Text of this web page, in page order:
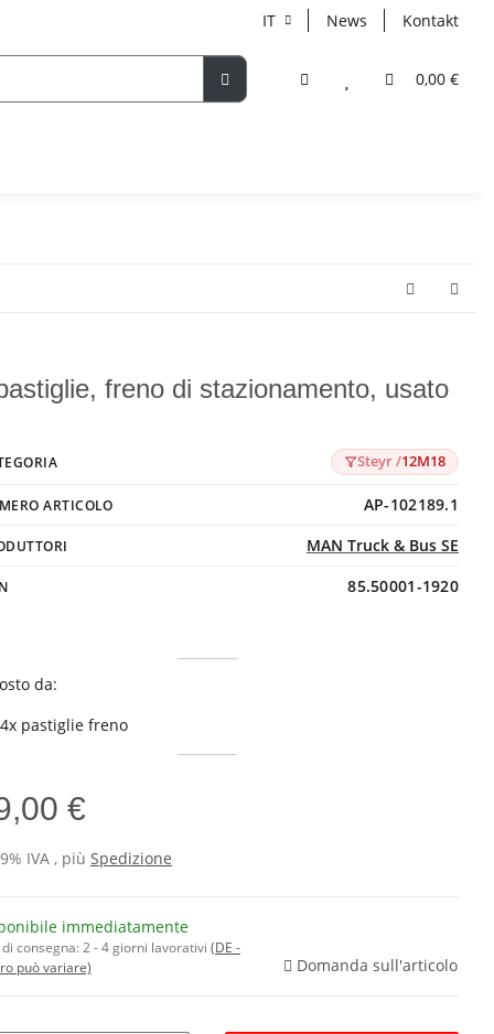
IT News Kontakt
0,00 €
freno di stazionamento, usato
Steyr /12M18
ARTICOLO AP-102189.1
MAN Truck & Bus SE
85.50001-1920
da:
4x pastiglie freno
€
IVA , più Spedizione
immediatamente
consegna:2 - 4 giorni lavorativi (DE -
può variare)
Domanda sull'articolo